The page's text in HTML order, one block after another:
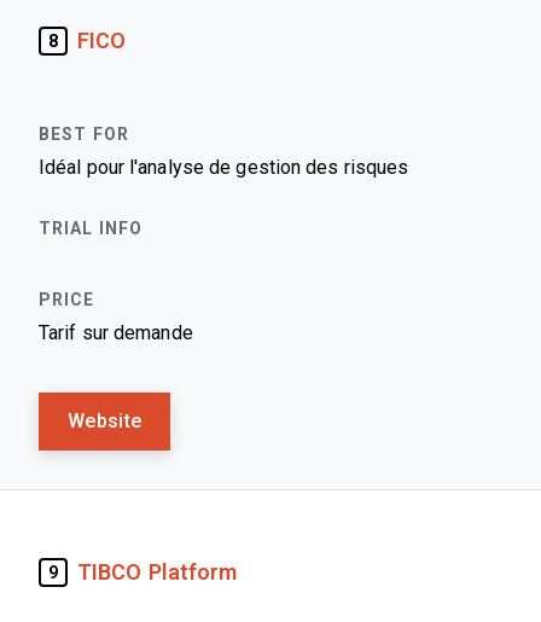
8 FICO
Idéal pour l'analyse de gestion des risques
Tarif sur demande
Website
9 TIBCO Platform